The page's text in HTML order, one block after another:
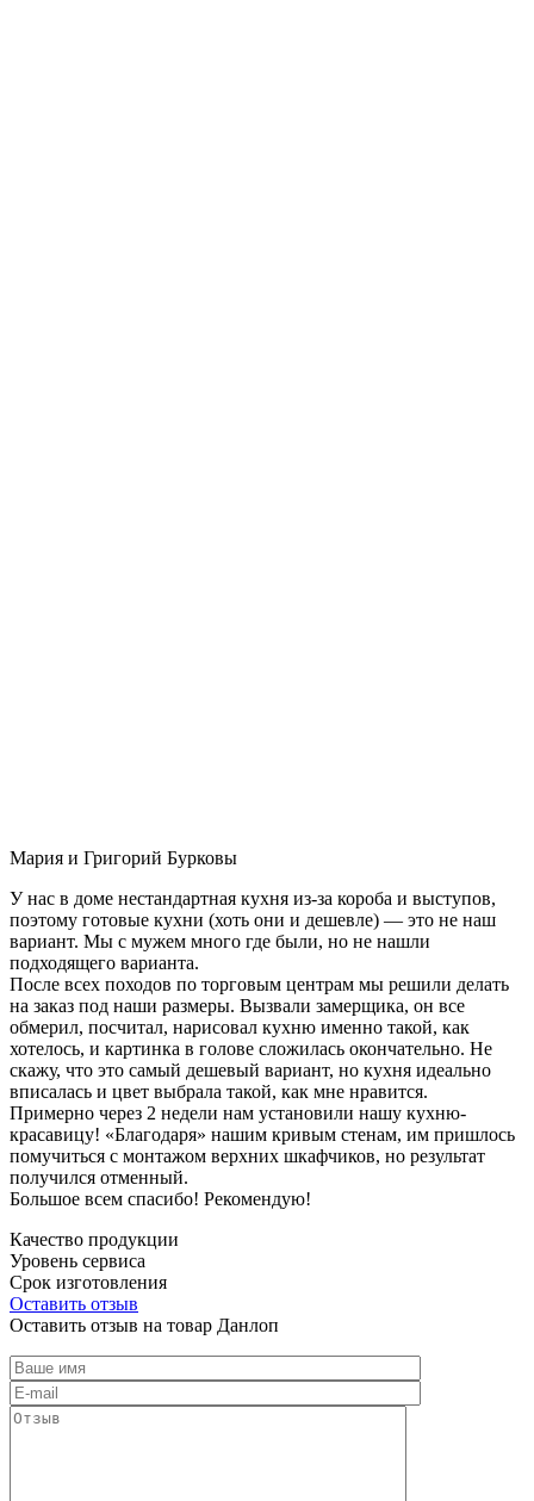
Мария и Григорий Бурковы
У нас в доме нестандартная кухня из-за короба и выступов,
поэтому готовые кухни (хоть они и дешевле) — это не наш
вариант. Мы с мужем много где были, но не нашли
подходящего варианта.
После всех походов по торговым центрам мы решили делать
на заказ под наши размеры. Вызвали замерщика, он все
обмерил, посчитал, нарисовал кухню именно такой, как
хотелось, и картинка в голове сложилась окончательно. Не
скажу, что это самый дешевый вариант, но кухня идеально
вписалась и цвет выбрала такой, как мне нравится.
Примерно через 2 недели нам установили нашу кухню-
красавицу! «Благодаря» нашим кривым стенам, им пришлось
помучиться с монтажом верхних шкафчиков, но результат
получился отменный.
Большое всем спасибо! Рекомендую!
Качество продукции
Уровень сервиса
Срок изготовления
Оставить отзыв
Оставить отзыв на товар Данлоп